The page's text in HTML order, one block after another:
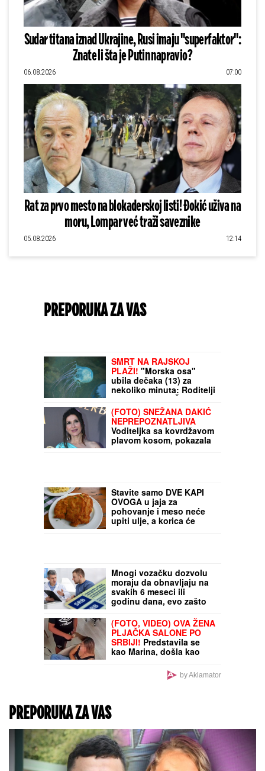
Sudar titana iznad Ukrajine, Rusi imaju "superfaktor":
Znate li šta je Putin napravio?
06.08.2026 07:00
Rat za prvo mesto na blokaderskoj listi! Đokić uživa na
moru, Lompar već traži saveznike
05.08.2026 12:14
PREPORUKA ZA VAS
SMRT NA RAJSKOJ
PLAŽI! "Morska osa"
ubila dečaka (13) za
nekoliko minuta: Roditelji
deteta gledali UŽAS
(FOTO) SNEŽANA DAKIĆ
NEPREPOZNATLJIVA
Voditeljka sa kovrdžavom
plavom kosom, pokazala
Stavite samo DVE KAPI
OVOGA u jaja za
pohovanje i meso neće
upiti ulje, a korica će
Mnogi vozačku dozvolu
moraju da obnavljaju na
svakih 6 meseci ili
godinu dana, evo zašto
(FOTO, VIDEO) OVA ŽENA
PLJAČKA SALONE PO
SRBIJI! Predstavila se
kao Marina, došla kao
NOVOM KOSOM! Poznati
srpski frizer tvrdi da jeby Aklamator
PREPORUKA ZA VAS